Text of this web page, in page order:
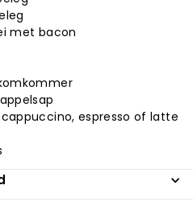
met bacon
espresso of latte